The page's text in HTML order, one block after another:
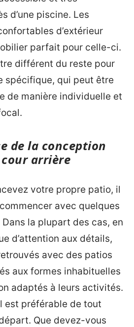
d’une piscine. Les
d’extérieur
parfait pour celle-ci.
différent du reste pour
spécifique, qui peut être
de manière individuelle et
de la conception
cour arrière
votre propre patio, il
avec quelques
la plupart des cas, en
d’attention aux détails,
avec des patios
aux formes inhabituelles
adaptés à leurs activités.
est préférable de tout
Que devez-vous